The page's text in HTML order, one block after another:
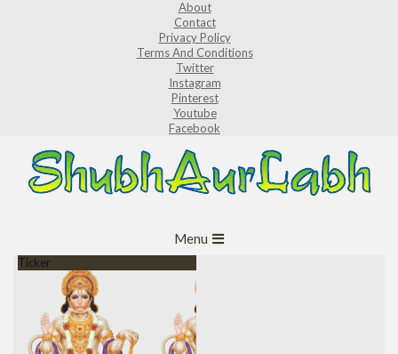
About
Contact
Privacy Policy
Terms And Conditions
Twitter
Instagram
Pinterest
Youtube
Facebook
Navigation
Menu
Ticker